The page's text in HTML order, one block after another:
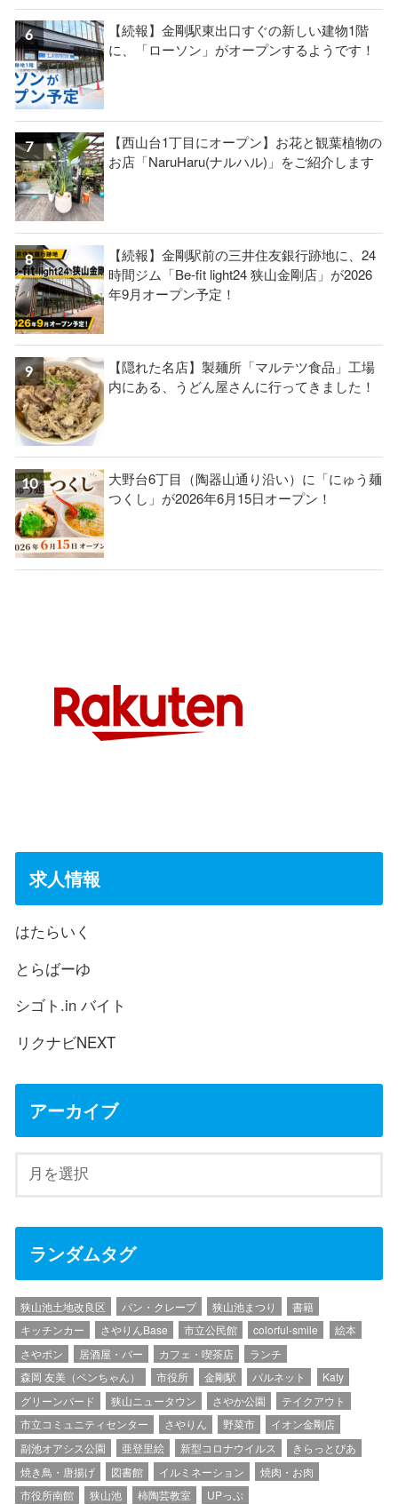
【続報】金剛駅東出口すぐの新しい建物1階
に、「ローソン」がオープンするようです！
【西山台1丁目にオープン】お花と観葉植物の
お店「NaruHaru(ナルハル)」をご紹介します
【続報】金剛駅前の三井住友銀行跡地に、24
時間ジム「Be-fit light24 狭山金剛店」が2026
年9月オープン予定！
【隠れた名店】製麺所「マルテツ食品」工場
内にある、うどん屋さんに行ってきました！
大野台6丁目（陶器山通り沿い）に「にゅう麺
つくし」が2026年6月15日オープン！
求人情報
はたらいく
とらばーゆ
シゴト.in バイト
リクナビNEXT
アーカイブ
ランダムタグ
狭山池土地改良区 パン・クレープ 狭山池まつり
書籍
キッチンカー
さやりんBase 市立公民館 colorful-smile
絵本
さやポン
居酒屋・バー カフェ・喫茶店
ランチ
森岡 友美（ペンちゃん）
市役所 金剛駅 パルネット
Katy
グリーンバード
狭山ニュータウン さやか公園
テイクアウト
市立コミュニティセンター
さやりん 野菜市
イオン金剛店
副池オアシス公園
亜登里絵 新型コロナウイルス
きらっとぴあ
焼き鳥・唐揚げ
図書館 イルミネーション
焼肉・お肉
市役所南館
狭山池 柿陶芸教室
UPっぷ